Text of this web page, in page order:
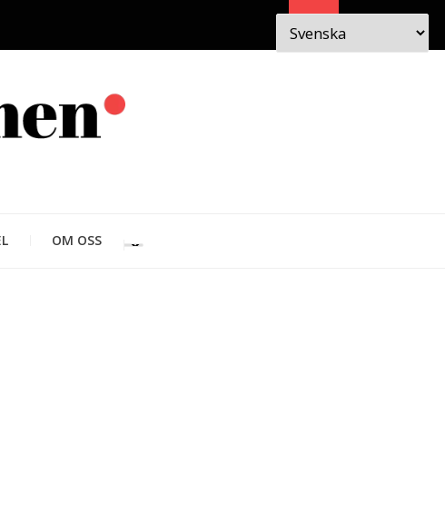
Sök
I
OM OSS